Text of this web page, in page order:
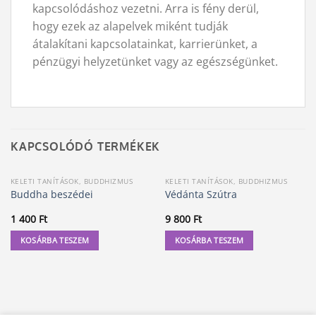
kapcsolódáshoz vezetni. Arra is fény derül,
hogy ezek az alapelvek miként tudják
átalakítani kapcsolatainkat, karrierünket, a
pénzügyi helyzetünket vagy az egészségünket.
KAPCSOLÓDÓ TERMÉKEK
KELETI TANÍTÁSOK, BUDDHIZMUS
Buddha beszédei
1 400 Ft
KOSÁRBA TESZEM
KELETI TANÍTÁSOK, BUDDHIZMUS
Védánta Szútra
9 800 Ft
KOSÁRBA TESZEM